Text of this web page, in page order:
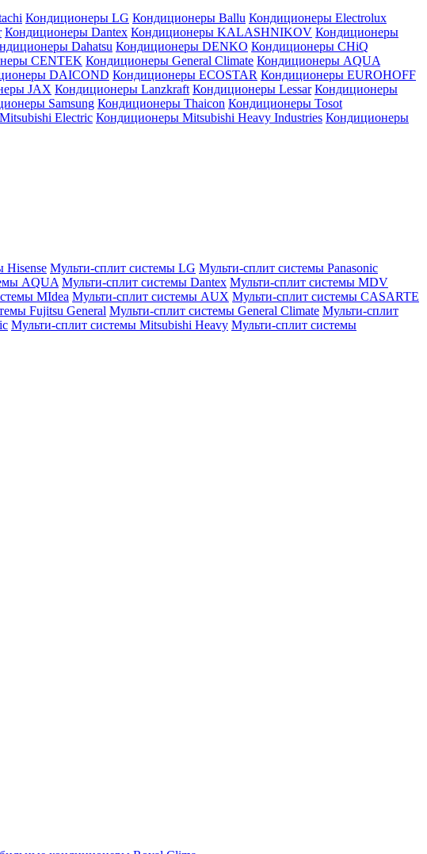
Кондиционеры LG Кондиционеры Ballu Кондиционеры Electrolux
Кондиционеры Dantex Кондиционеры KALASHNIKOV Кондиционеры
Dahatsu Кондиционеры DENKO Кондиционеры CHiQ
CENTEK Кондиционеры General Climate Кондиционеры AQUA
DAICOND Кондиционеры ECOSTAR Кондиционеры EUROHOFF
JAX Кондиционеры Lanzkraft Кондиционеры Lessar Кондиционеры
Samsung Кондиционеры Thaicon Кондиционеры Tosot
Electric Кондиционеры Mitsubishi Heavy Industries Кондиционеры
Hisense Мульти-сплит системы LG Мульти-сплит системы Panasonic
AQUA Мульти-сплит системы Dantex Мульти-сплит системы MDV
MIdea Мульти-сплит системы AUX Мульти-сплит системы CASARTE
Fujitsu General Мульти-сплит системы General Climate Мульти-сплит
Мульти-сплит системы Mitsubishi Heavy Мульти-сплит системы